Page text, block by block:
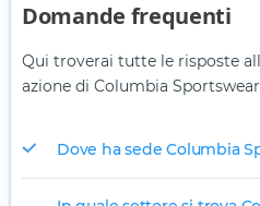
Domande frequenti
Qui troverai tutte le risposte
azione di Columbia Sportswear
Dove ha sede Columbia